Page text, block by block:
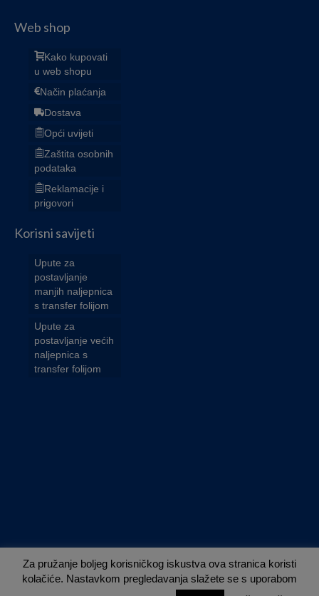
Web shop
Kako kupovati
u web shopu
Način plaćanja
Dostava
Opći uvijeti
Zaštita osobnih
podataka
Reklamacije i
prigovori
Korisni savijeti
Upute za
postavljanje
manjih naljepnica
s transfer folijom
Upute za
postavljanje većih
naljepnica s
transfer folijom
Za pružanje boljeg korisničkog iskustva ova stranica koristi
kolačiće. Nastavkom pregledavanja slažete se s uporabom